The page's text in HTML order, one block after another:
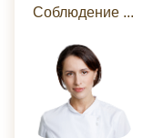
Соблюдение ...